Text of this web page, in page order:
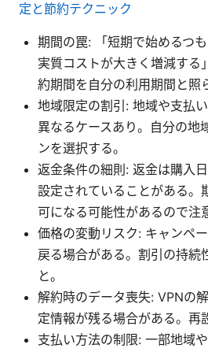
定と節約テクニック
期間の罠: 「短期で始めるつ
実質コストが大きく増減する
約期間を自分の利用期間と照
地域限定の割引: 地域や支払
異なるケースあり。自分の地
ンを選択する。
返金条件の細則: 返金は購入
設定されていることがある。
可になる可能性があるので注
価格の変動リスク: キャンペ
戻る場合がある。割引の持続
と。
解約時のデータ喪失: VPNの
定情報が残る場合がある。再
支払い方法の制限: 一部地域